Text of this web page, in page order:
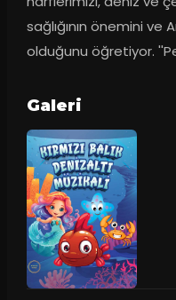
sağlığının önemini ve
olduğunu öğretiyor.
Galeri